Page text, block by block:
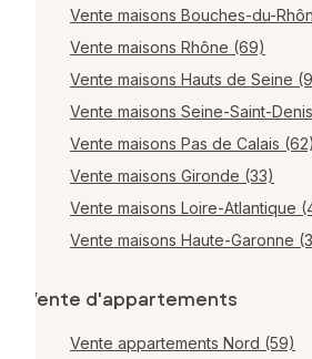
Vente maisons Bouches-du-
Vente maisons Rhône (69)
Vente maisons Hauts de Seine
Vente maisons Seine-Saint-
Vente maisons Pas de Calais (62)
Vente maisons Gironde (33)
Vente maisons Loire-Atlantique
Vente maisons Haute-Garonne
Vente d'appartements
Vente appartements Nord (59)